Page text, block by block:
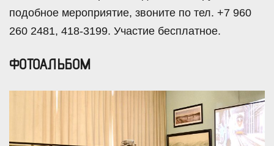
подобное мероприятие, звоните по тел. +7 960
260 2481, 418-3199. Участие бесплатное.
ФОТОАЛЬБОМ